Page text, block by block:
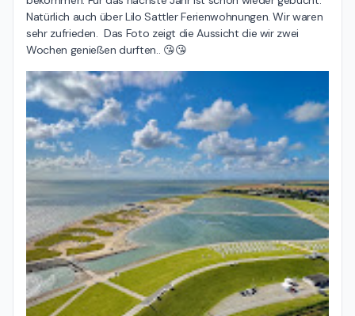
Natürlich auch über Lilo Sattler Ferienwohnungen. Wir waren
sehr zufrieden.  Das Foto zeigt die Aussicht die wir zwei
Wochen genießen durften.. 😘😘